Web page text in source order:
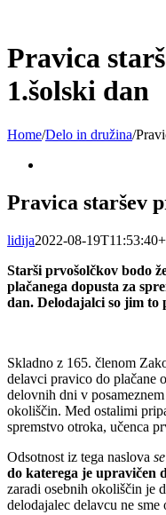
Pravica
1.šolski dan
Home/Delo in družina/
Image
Pravica staršev
lidija2022-08-
Starši prvošolčkov bodo
plačanega dopusta za
dan. Delodajalci so jim to
Skladno z 165. členom
delavci pravico do plačane
delovnih dni v
okoliščin. Med ostalimi
spremstvo otroka, učenca
Odsotnost iz tega naslova se
do katerega je upravičen
zaradi osebnih okoliščin je
delodajalec delavcu ne